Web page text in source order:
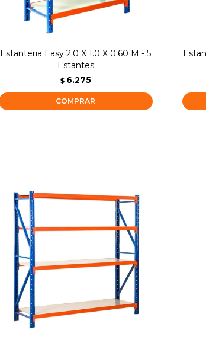
Estanteria Easy 2.0 X 1.0 X 0.60 M - 5
Estantes
$ 6.275